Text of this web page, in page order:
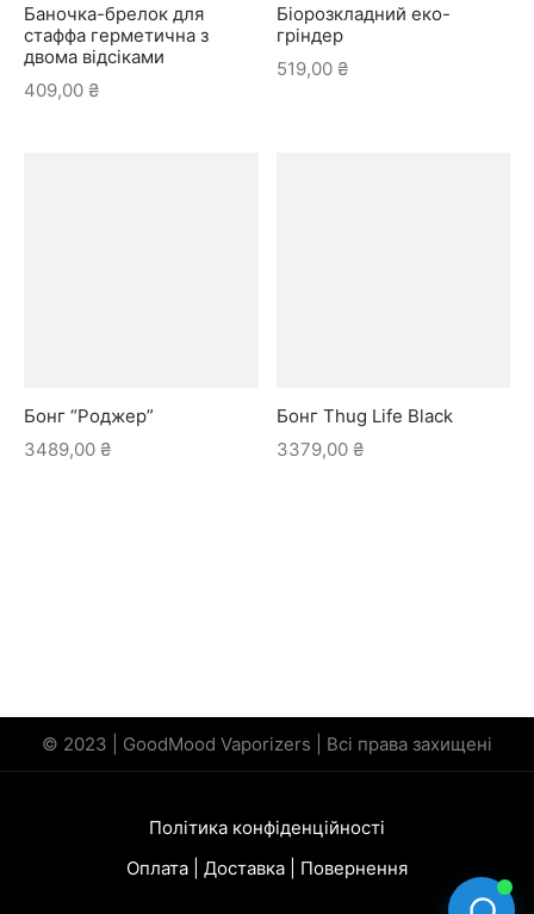
Баночка-брелок для
стаффа герметична з
двома відсіками
409,00 ₴
Біорозкладний еко-
гріндер
519,00 ₴
Бонг “Роджер”
3489,00 ₴
Бонг Thug Life Black
3379,00 ₴
© 2023 | GoodMood Vaporizers | Всі права захищені
Політика конфіденційності
Оплата | Доставка | Повернення